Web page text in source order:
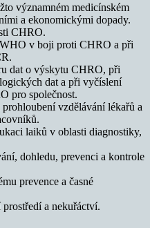
významném medicínském
a ekonomickými dopady.
CHRO.
v boji proti CHRO a při
dat o výskytu CHRO, při
dat a při vyčíslení
pro společnost.
vzdělávání lékařů a
laiků v oblasti diagnostiky,
dohledu, prevenci a kontrole
prevence a časné
a nekuřáctví.